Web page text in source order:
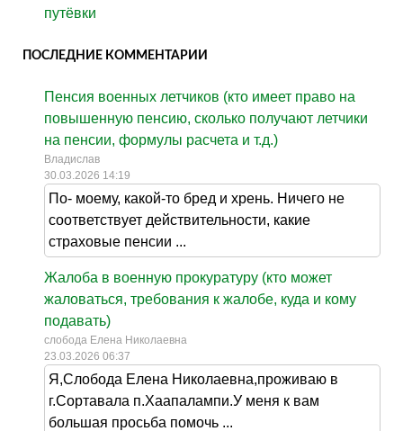
путёвки
ПОСЛЕДНИЕ КОММЕНТАРИИ
Пенсия военных летчиков (кто имеет право на
повышенную пенсию, сколько получают летчики
на пенсии, формулы расчета и т.д.)
Владислав
30.03.2026 14:19
По- моему, какой-то бред и хрень. Ничего не
соответствует действительности, какие
страховые пенсии ...
Жалоба в военную прокуратуру (кто может
жаловаться, требования к жалобе, куда и кому
подавать)
слобода Елена Николаевна
23.03.2026 06:37
Я,Слобода Елена Николаевна,проживаю в
г.Сортавала п.Хаапалампи.У меня к вам
большая просьба помочь ...